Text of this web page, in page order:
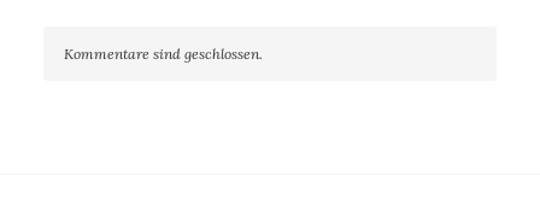
Kommentare sind geschlossen.